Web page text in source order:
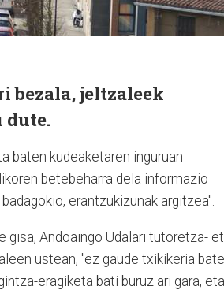
bezala, jeltzaleek
dute.
baten kudeaketaren inguruan
betebeharra dela informazio
erantzukizunak argitzea".
Andoaingo Udalari tutoretza-
ustean, "ez gaude txikikeria
eragiketa bati buruz ari gara, eta